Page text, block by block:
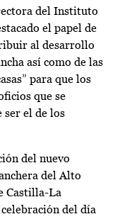
del Instituto
el papel de
al desarrollo
así como de las
para que los
que se
ser el de los
del nuevo
del Alto
Castilla-La
del día